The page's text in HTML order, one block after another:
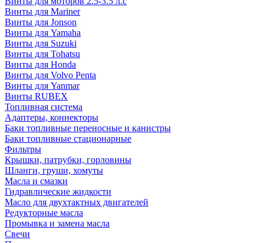
Винты для Mariner
Винты для Jonson
Винты для Yamaha
Винты для Suzuki
Винты для Tohatsu
Винты для Honda
Винты для Volvo Penta
Винты для Yanmar
Винты RUBEX
Топливная система
Адаптеры, коннекторы
Баки топливные переносные и канистры
Баки топливные стационарные
Фильтры
Крышки, патрубки, горловины
Шланги, груши, хомуты
Масла и смазки
Гидравлические жидкости
Масло для двухтактных двигателей
Редукторные масла
Промывка и замена масла
Свечи